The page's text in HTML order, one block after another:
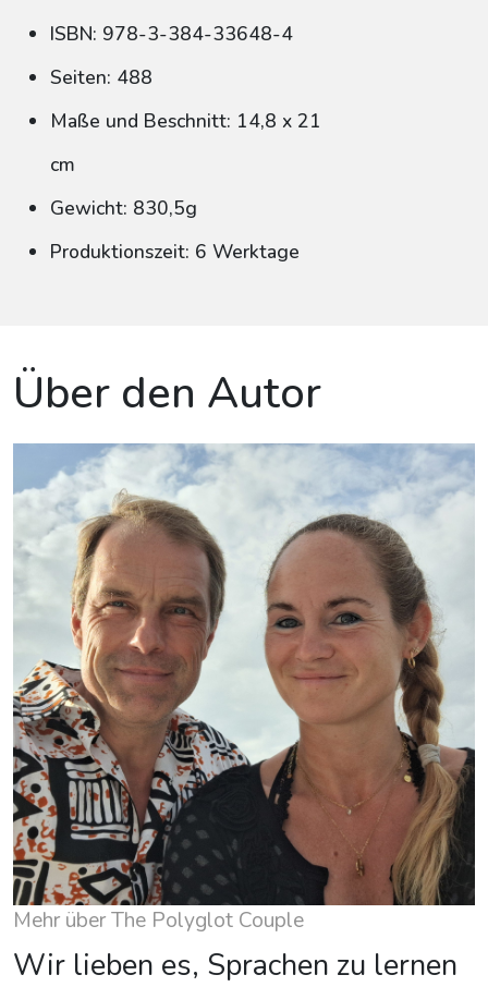
ISBN: 978-3-384-33648-4
Seiten: 488
Maße und Beschnitt: 14,8 x 21
cm
Gewicht: 830,5g
Produktionszeit: 6 Werktage
Über den Autor
Mehr über The Polyglot Couple
Wir lieben es, Sprachen zu lernen